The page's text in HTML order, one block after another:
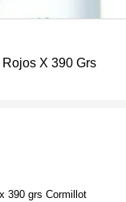
X 390 Grs
390 grs Cormillot